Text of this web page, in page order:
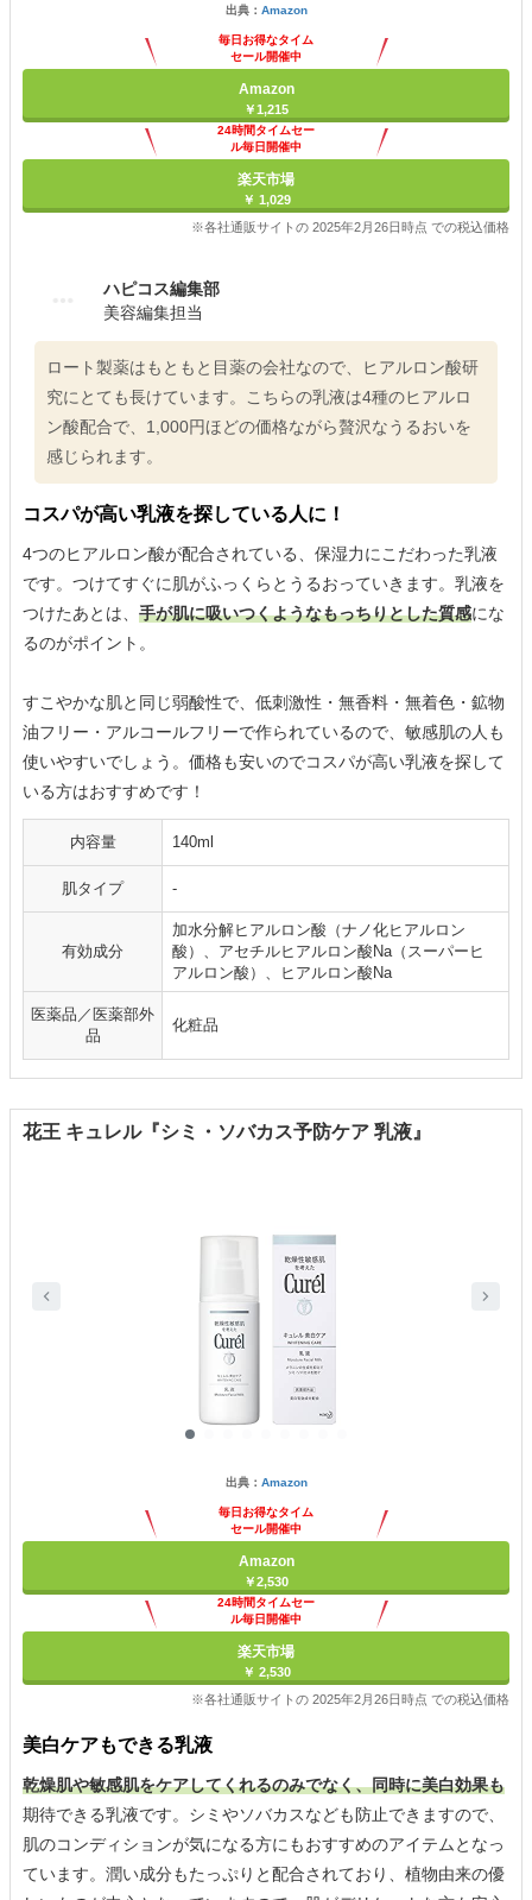
出典： Amazon
毎日お得なタイム
セール開催中
Amazon
￥1,215
24時間タイムセー
ル毎日開催中
楽天市場
￥ 1,029
※各社通販サイトの 2025年2月26日時点 での税込価格
ハピコス編集部
美容編集担当
ロート製薬はもともと目薬の会社なので、ヒアルロン酸研
究にとても長けています。こちらの乳液は4種のヒアルロ
ン酸配合で、1,000円ほどの価格ながら贅沢なうるおいを
感じられます。
コスパが高い乳液を探している人に！
4つのヒアルロン酸が配合されている、保湿力にこだわった乳液
です。つけてすぐに肌がふっくらとうるおっていきます。乳液を
つけたあとは、 手が肌に吸いつくようなもっちりとした質感にな
るのがポイント。
すこやかな肌と同じ弱酸性で、低刺激性・無香料・無着色・鉱物
油フリー・アルコールフリーで作られているので、敏感肌の人も
使いやすいでしょう。価格も安いのでコスパが高い乳液を探して
いる方はおすすめです！
内容量 140ml
肌タイプ -
有効成分
加水分解ヒアルロン酸（ナノ化ヒアルロン
酸）、アセチルヒアルロン酸Na（スーパーヒ
アルロン酸）、ヒアルロン酸Na
医薬品／医薬部外
品
化粧品
花王 キュレル『シミ・ソバカス予防ケア 乳液』
出典： Amazon
毎日お得なタイム
セール開催中
Amazon
￥2,530
24時間タイムセー
ル毎日開催中
楽天市場
￥ 2,530
※各社通販サイトの 2025年2月26日時点 での税込価格
美白ケアもできる乳液
乾燥肌や敏感肌をケアしてくれるのみでなく、同時に美白効果も
期待できる乳液です。シミやソバカスなども防止できますので、
肌のコンディションが気になる方にもおすすめのアイテムとなっ
ています。潤い成分もたっぷりと配合されており、植物由来の優